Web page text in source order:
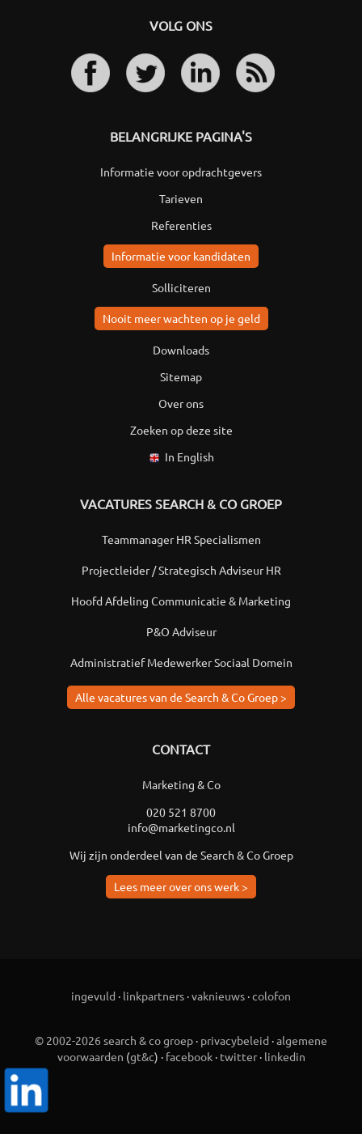
VOLG ONS
BELANGRIJKE PAGINA'S
Informatie voor opdrachtgevers
Tarieven
Referenties
Informatie voor kandidaten
Solliciteren
Nooit meer wachten op je geld
Downloads
Sitemap
Over ons
Zoeken op deze site
In English
VACATURES SEARCH & CO GROEP
Teammanager HR Specialismen
Projectleider / Strategisch Adviseur HR
Hoofd Afdeling Communicatie & Marketing
P&O Adviseur
Administratief Medewerker Sociaal Domein
Alle vacatures van de Search & Co Groep >
CONTACT
Marketing & Co
020 521 8700
info@marketingco.nl
Wij zijn onderdeel van de Search & Co Groep
Lees meer over ons werk >
ingevuld · linkpartners ·vaknieuws ·colofon
© 2002-2026 search & co groep · privacybeleid ·algemene
voorwaarden (gt&c) · facebook· twitter· linkedin